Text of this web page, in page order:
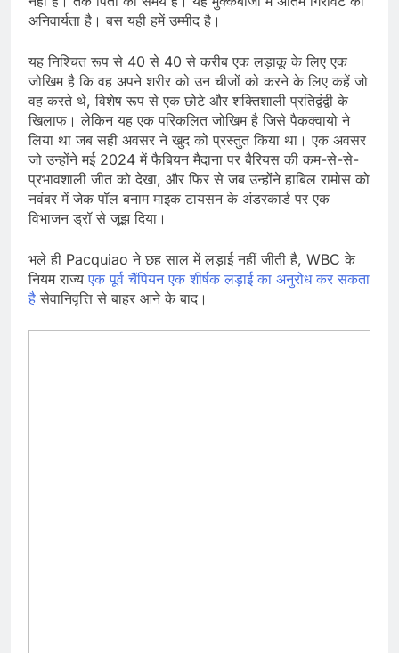
अनिवार्यता है। बस यही हमें उम्मीद है।
यह निश्चित रूप से 40 से 40 से करीब एक लड़ाकू के लिए एक
जोखिम है कि वह अपने शरीर को उन चीजों को करने के लिए कहें जो
वह करते थे, विशेष रूप से एक छोटे और शक्तिशाली प्रतिद्वंद्वी के
खिलाफ। लेकिन यह एक परिकलित जोखिम है जिसे पैकक्वायो ने
लिया था जब सही अवसर ने खुद को प्रस्तुत किया था। एक अवसर
जो उन्होंने मई 2024 में फैबियन मैदाना पर बैरियस की कम-से-से-
प्रभावशाली जीत को देखा, और फिर से जब उन्होंने हाबिल रामोस को
नवंबर में जेक पॉल बनाम माइक टायसन के अंडरकार्ड पर एक
विभाजन ड्रॉ से जूझ दिया।
भले ही Pacquiao ने छह साल में लड़ाई नहीं जीती है, WBC के
नियम राज्यएक पूर्व चैंपियन एक शीर्षक लड़ाई का अनुरोध कर सकता
है सेवानिवृत्ति से बाहर आने के बाद।